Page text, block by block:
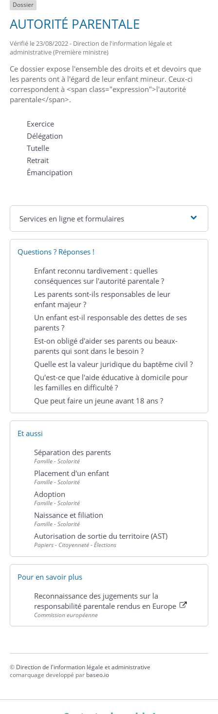
Dossier
AUTORITÉ PARENTALE
Vérifié le 23/08/2022 - Direction de l'information légale et
administrative (Première ministre)
Ce dossier expose l'ensemble des droits et et devoirs que
les parents ont à l'égard de leur enfant mineur. Ceux-ci
correspondent à <span class="expression">l'autorité
parentale</span>.
Exercice
Délégation
Tutelle
Retrait
Émancipation
Services en ligne et formulaires
Questions ? Réponses !
Enfant reconnu tardivement : quelles
conséquences sur l'autorité parentale ?
Les parents sont-ils responsables de leur
enfant majeur ?
Un enfant est-il responsable des dettes de ses
parents ?
Est-on obligé d'aider ses parents ou beaux-
parents qui sont dans le besoin ?
Quelle est la valeur juridique du baptême civil ?
Qu'est-ce que l'aide éducative à domicile pour
les familles en difficulté ?
Que peut faire un jeune avant 18 ans ?
Et aussi
Séparation des parents
Famille - Scolarité
Placement d'un enfant
Famille - Scolarité
Adoption
Famille - Scolarité
Naissance et filiation
Famille - Scolarité
Autorisation de sortie du territoire (AST)
Papiers - Citoyenneté - Élections
Pour en savoir plus
Reconnaissance des jugements sur la
responsabilité parentale rendus en Europe
Commission européenne
© Direction de l'information légale et administrative
comarquage developpé par baseo.io